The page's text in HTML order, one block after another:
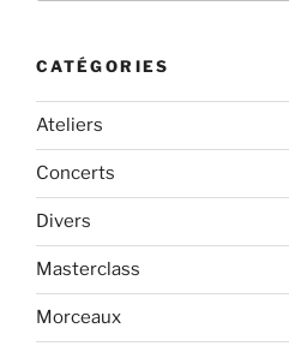
CATÉGORIES
Ateliers
Concerts
Divers
Masterclass
Morceaux